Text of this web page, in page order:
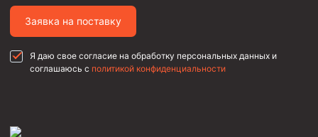
Заявка на поставку
Я даю свое согласие на обработку персональных данных и
соглашаюсь с политикой конфиденциальности